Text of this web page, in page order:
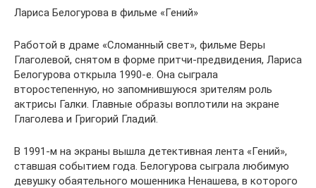
Лариса Белогурова в фильме «Гений»
Работой в драме «Сломанный свет», фильме Веры
Глаголевой, снятом в форме притчи-предвидения, Лариса
Белогурова открыла 1990-е. Она сыграла
второстепенную, но запомнившуюся зрителям роль
актрисы Галки. Главные образы воплотили на экране
Глаголева и Григорий Гладий.
В 1991-м на экраны вышла детективная лента «Гений»,
ставшая событием года. Белогурова сыграла любимую
девушку обаятельного мошенника Ненашева, в которого